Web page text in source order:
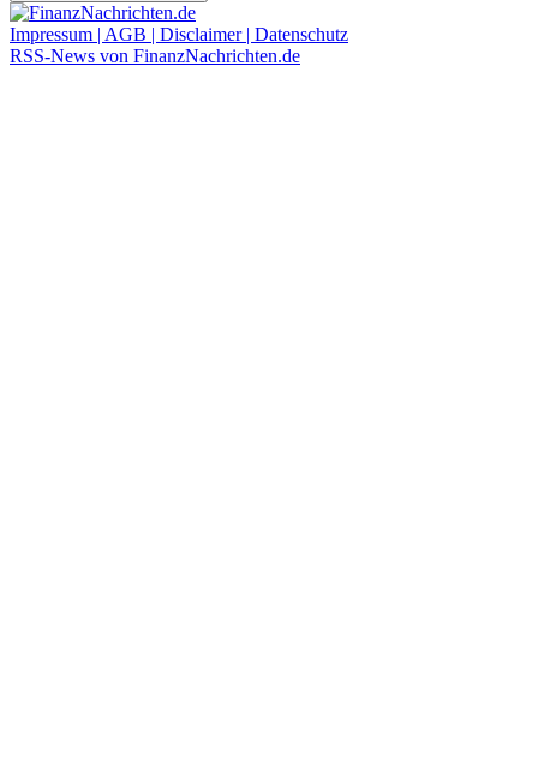
Impressum | AGB | Disclaimer | Datenschutz
RSS-News von FinanzNachrichten.de